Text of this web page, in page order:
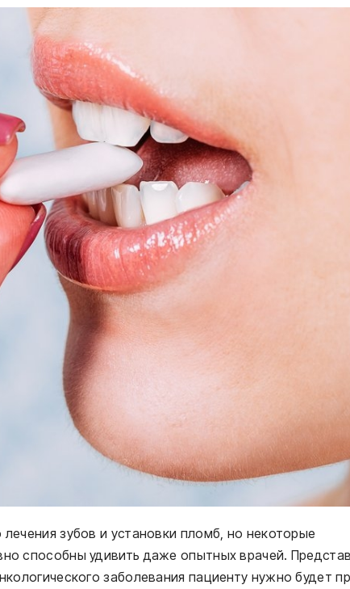
зубов и установки пломб, но некоторые
способны удивить даже опытных врачей.
заболевания пациенту нужно будет